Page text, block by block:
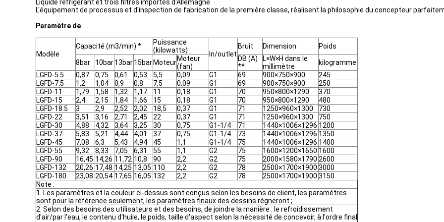
Liquide réfrigérant et trois filtres importés d'Allemagne
L'équipement de processus et d'inspection de fabrication de la première classe, réalisent la philosophie du concepteur
Paramètre de
Modèle
Capacité (m3/min) *
Puissance
(kilowatts)
In/outlet
Bruit Dimension Poids
8bar 10bar13bar15bar MoteurMoteur
(fan)
DB (A)
**
L×W×H dans le
millimètre
kilogramme
LGFD-5.5
0,87 0,75 0,61 0,53 5,5 0,09 G1 69 900×750×900
245
LGFD-7.5
1,2 1,04 0,9 0,8 7,5 0,09 G1 69 900×750×900
250
LGFD-11
1,79 1,58 1,32 1,17 11 0,18 G1 70 950×800×1290
370
LGFD-15
2,4 2,15 1,84 1,66 15 0,18 G1 70 950×800×1290
480
LGFD-18.5
3 2,9 2,52 2,02 18,5 0,37 G1 71 1250×960×1300
730
LGFD-22
3,51 3,16 2,71 2,45 22 0,37 G1 71 1250×960×1300
750
LGFD-30
4,88 4,32 3,64 3,25 30 0,75 G1-1/4 71 1440×1006×1296 1200
LGFD-37
5,83 5,21 4,44 4,01 37 0,75 G1-1/4 73 1440×1006×1296 1350
LGFD-45
7,08 6,3 5,43 4,94 45 1,1 G1-1/4 75 1440×1006×1296 1400
LGFD-55
9,32 8,33 7,05 6,31 55 1,1 G2 75 1600×1200×1650 1600
LGFD-90
16,45 14,26 11,72 10,8 90 2,2 G2 75 2000×1580×1790 2600
LGFD-132
20,26 17,48 14,25 13,05 110 2,2 G2 78 2500×1700×1900 3000
LGFD-180
23,08 20,54 17,65 16,05 132 2,2 G2 78 2500×1700×1900 3150
Note :
1. Les paramètres et la couleur ci-dessus sont conçus selon les besoins de client, les paramètres
sont pour la référence seulement, les paramètres finaux des dessins régneront ;
2. Selon des besoins des utilisateurs et des besoins, de joindre la manière : le refroidissement
d'air/par l'eau, le contenu d'huile, le poids, taille d'aspect selon la nécessité de concevoir, à l'ordre final